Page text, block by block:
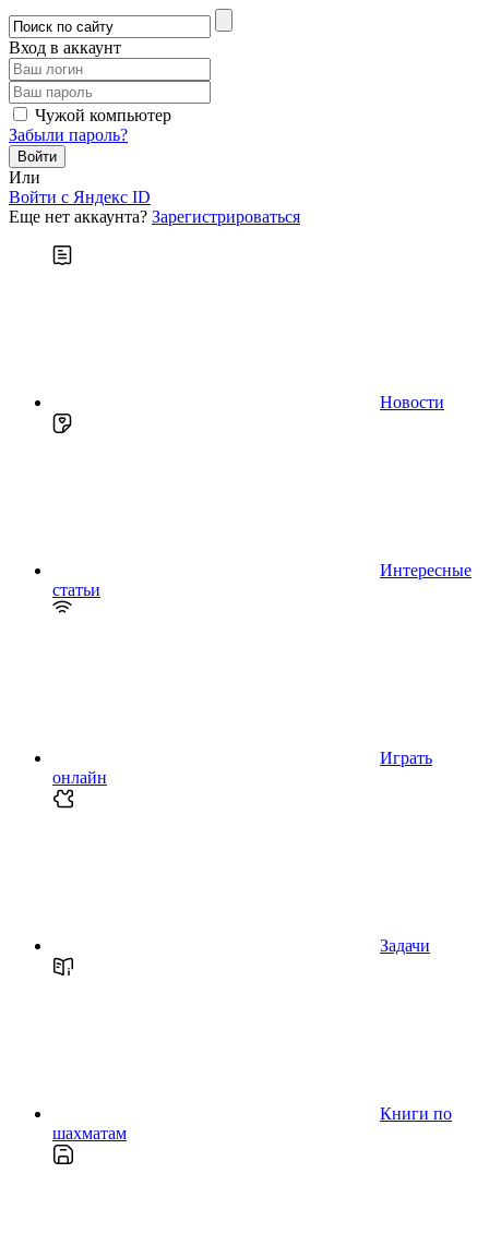
Вход в аккаунт
Чужой компьютер
Забыли пароль?
Или
Войти c Яндекс ID
Еще нет аккаунта? Зарегистрироваться
Новости
Интересные
статьи
Играть
онлайн
Задачи
Книги по
шахматам